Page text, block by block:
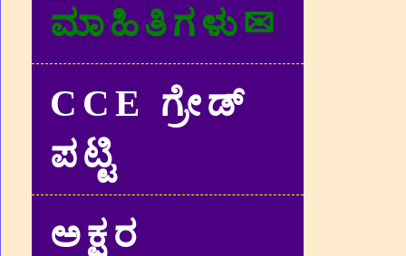
ಮಾಹಿತಿಗಳು✉
CCE ಗ್ರೇಡ್‌
ಪಟ್ಟಿ
ಅಕ್ಷರ